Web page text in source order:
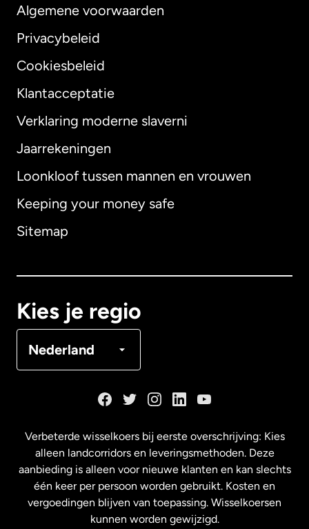
Algemene voorwaarden
Privacybeleid
Cookiesbeleid
Klantacceptatie
Verklaring moderne slaverni
Jaarrekeningen
Loonkloof tussen mannen en vrouwen
Keeping your money safe
Sitemap
Kies je regio
Nederland
Internationaal English
Australië
Maleisië
Nederland
Verbeterde wisselkoers bij eerste overschrijving: Kies
alleen landcorridors en leveringsmethoden. Deze
aanbieding is alleen voor nieuwe klanten en kan slechts
één keer per persoon worden gebruikt. Kosten en
vergoedingen blijven van toepassing. Wisselkoersen
kunnen worden gewijzigd.